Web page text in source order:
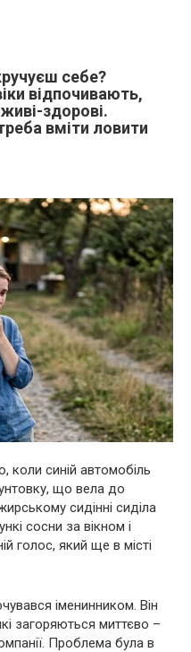
себе?
відпочивають,
живі-здорові.
вміти ловити
коли синій автомобіль
що вела до
сидінні сиділа
сосни за вікном і
голос, який ще в місті
іменинником. Він
загоряються миттєво –
Проблема була в